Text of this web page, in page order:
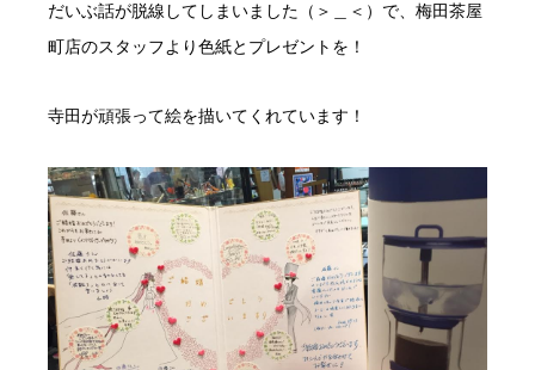
だいぶ話が脱線してしまいました（＞＿＜）で、梅田茶屋
町店のスタッフより色紙とプレゼントを！
寺田が頑張って絵を描いてくれています！